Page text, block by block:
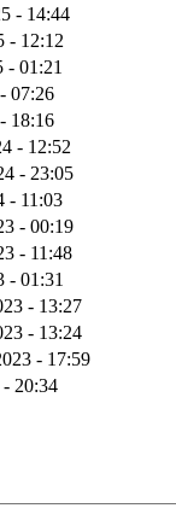
- 14:44
- 12:12
- 01:21
07:26
18:16
- 12:52
- 23:05
- 11:03
- 00:19
- 11:48
- 01:31
- 13:27
- 13:24
- 17:59
20:34